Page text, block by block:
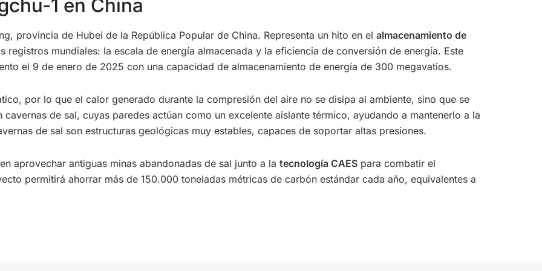
1 en China
provincia de Hubei de la República Popular de China. Representa un hito en el almacenamiento de
registros mundiales: la escala de energía almacenada y la eficiencia de conversión de energía. Este
el 9 de enero de 2025 con una capacidad de almacenamiento de energía de 300 megavatios.
por lo que el calor generado durante la compresión del aire no se disipa al ambiente, sino que se
de sal, cuyas paredes actúan como un excelente aislante térmico, ayudando a mantenerlo a la
de sal son estructuras geológicas muy estables, capaces de soportar altas presiones.
aprovechar antiguas minas abandonadas de sal junto a la tecnología CAES para combatir el
permitirá ahorrar más de 150.000 toneladas métricas de carbón estándar cada año, equivalentes a